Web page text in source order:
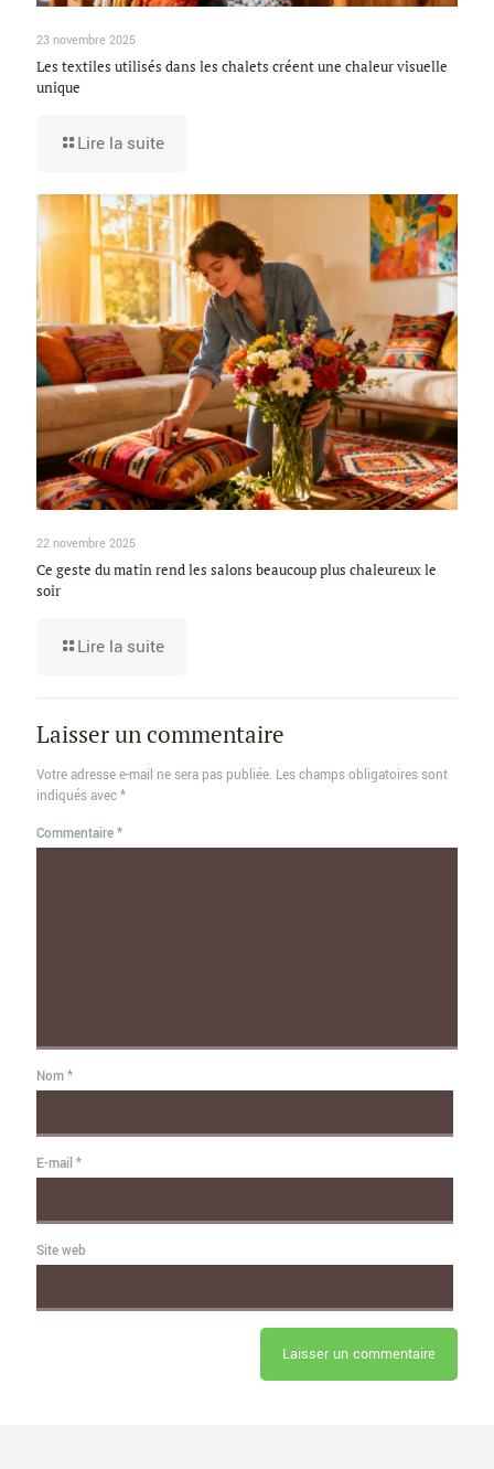
23 novembre 2025
Les textiles utilisés dans les chalets créent une chaleur visuelle
unique
Lire la suite
22 novembre 2025
Ce geste du matin rend les salons beaucoup plus chaleureux le
soir
Lire la suite
Laisser un commentaire
Votre adresse e-mail ne sera pas publiée. Les champs obligatoires sont
indiqués avec*
Commentaire*
Nom*
E-mail *
Site web